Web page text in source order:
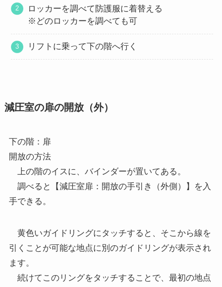
ロッカーを調べて防護服に着替える
※どのロッカーを調べても可
リフトに乗って下の階へ行く
減圧室の扉の開放（外）
下の階：扉
開放の方法
上の階のイスに、バインダーが置いてある。
調べると【減圧室扉：開放の手引き（外側）】を入
手できる。
黄色いガイドリングにタッチすると、そこから線を
引くことが可能な地点に別のガイドリングが表示され
ます。
続けてこのリングをタッチすることで、最初の地点